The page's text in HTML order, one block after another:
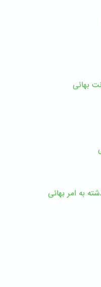
بهائی
به امر بهائی